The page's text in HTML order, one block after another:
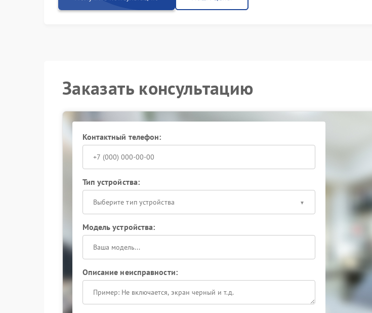
Заказать консультацию
Контактный телефон:
Тип устройства:
Выберите тип устройства
Модель устройства:
Описание неисправности: